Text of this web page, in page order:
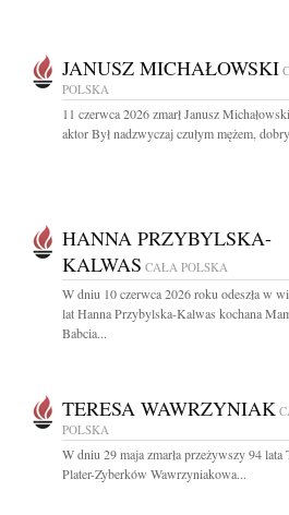
JANUSZ MICHAŁOWSKI
POLSKA
11 czerwca 2026 zmarł Janusz
aktor Był nadzwyczaj czułym mężem,
HANNA PRZYBYLSKA-
KALWAS CAŁA POLSKA
W dniu 10 czerwca 2026 roku odeszła w
lat Hanna Przybylska-Kalwas kochana
Babcia...
TERESA WAWRZYNIAK
POLSKA
W dniu 29 maja zmarła przeżywszy 94 lata
Plater-Zyberków Wawrzyniakowa...